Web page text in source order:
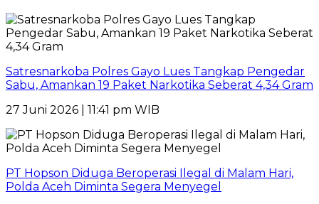
Satresnarkoba Polres Gayo Lues Tangkap Pengedar
Sabu, Amankan 19 Paket Narkotika Seberat 4,34 Gram
27 Juni 2026 | 11:41 pm WIB
PT Hopson Diduga Beroperasi Ilegal di Malam Hari,
Polda Aceh Diminta Segera Menyegel